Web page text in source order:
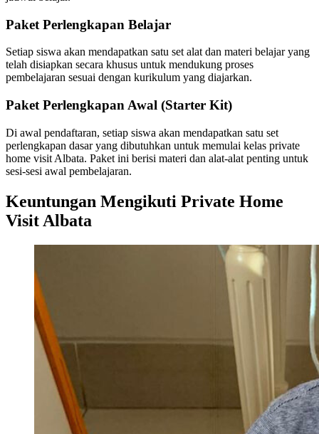
Paket Perlengkapan Belajar
Setiap siswa akan mendapatkan satu set alat dan materi belajar yang
telah disiapkan secara khusus untuk mendukung proses
pembelajaran sesuai dengan kurikulum yang diajarkan.
Paket Perlengkapan Awal (Starter Kit)
Di awal pendaftaran, setiap siswa akan mendapatkan satu set
perlengkapan dasar yang dibutuhkan untuk memulai kelas private
home visit Albata. Paket ini berisi materi dan alat-alat penting untuk
sesi-sesi awal pembelajaran.
Keuntungan Mengikuti Private Home
Visit Albata